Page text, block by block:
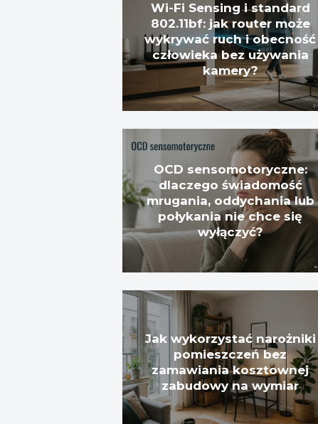
Wi-Fi Sensing i standard
802.11bf: jak router może
wykrywać ruch i obecność
człowieka bez używania
kamery?
OCD sensomotoryczne:
dlaczego świadomość
mrugania, oddychania lub
połykania nie chce się
wyłączyć?
Jak wykorzystać narożniki
pomieszczeń bez
zamawiania kosztownej
zabudowy na wymiar